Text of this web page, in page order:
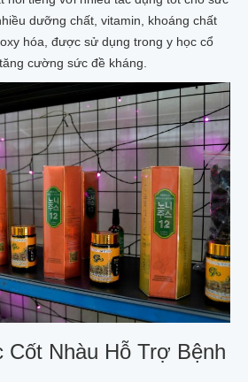
dưỡng chất, vitamin, khoáng chất
hóa, được sử dụng trong y học cổ
cường sức đề kháng.
Nhàu Hỗ Trợ Bệnh